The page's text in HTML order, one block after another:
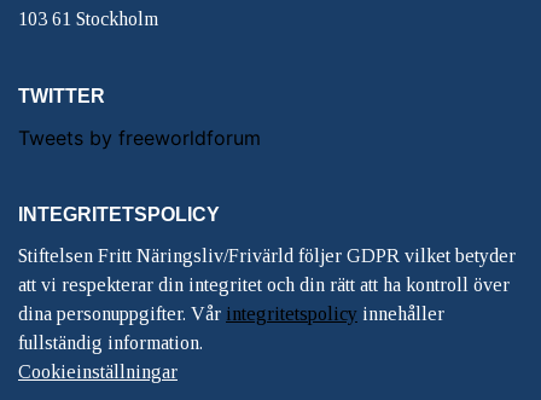
103 61 Stockholm
TWITTER
Tweets by freeworldforum
INTEGRITETSPOLICY
Stiftelsen Fritt Näringsliv/Frivärld följer GDPR vilket betyder
att vi respekterar din integritet och din rätt att ha kontroll över
dina personuppgifter. Vår integritetspolicy innehåller
fullständig information.
Cookieinställningar